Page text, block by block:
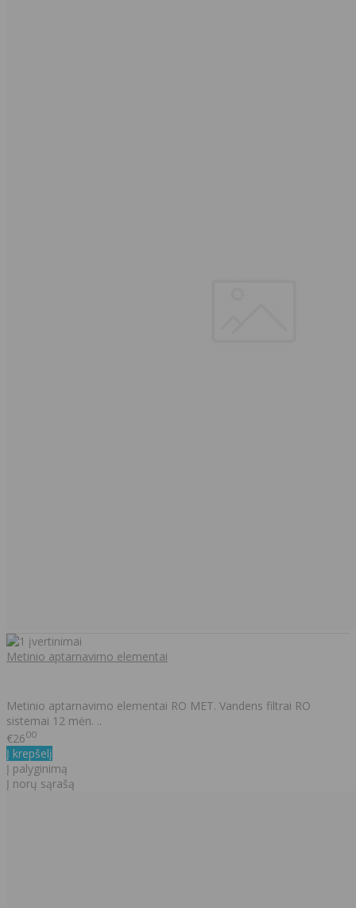
Metinio aptarnavimo elementai
Metinio aptarnavimo elementai RO MET. Vandens filtrai RO
sistemai 12 mėn. ..
€2600
Į krepšelį
Į palyginimą
Į norų sąrašą